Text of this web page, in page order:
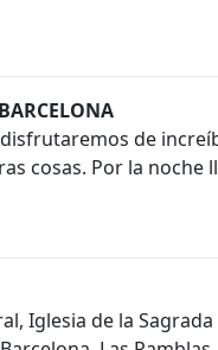
de
cosas. Por la noche
Iglesia de la